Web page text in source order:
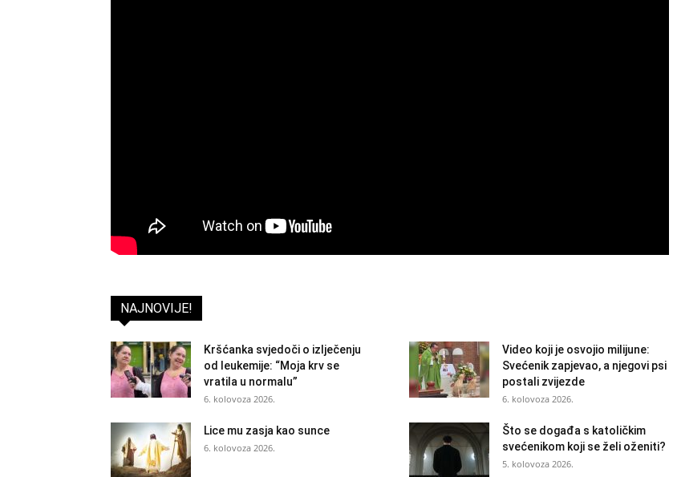
NAJNOVIJE!
Kršćanka svjedoči o izlječenju
od leukemije: “Moja krv se
vratila u normalu”
6. kolovoza 2026.
Video koji je osvojio milijune:
Svećenik zapjevao, a njegovi psi
postali zvijezde
6. kolovoza 2026.
Lice mu zasja kao sunce
6. kolovoza 2026.
Što se događa s katoličkim
svećenikom koji se želi oženiti?
5. kolovoza 2026.